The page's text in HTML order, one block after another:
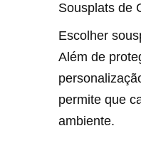
Sousplats de
Escolher
Além de
permite que
ambiente.